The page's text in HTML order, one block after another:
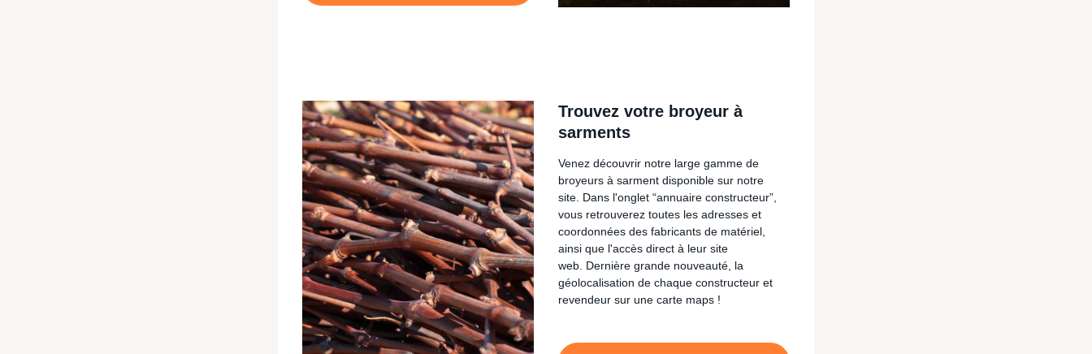
Trouvez votre broyeur à
sarments
Venez découvrir notre large gamme de
broyeurs à sarment disponible sur notre
site. Dans l'onglet “annuaire constructeur”,
vous retrouverez toutes les adresses et
coordonnées des fabricants de matériel,
ainsi que l'accès direct à leur site
web. Dernière grande nouveauté, la
géolocalisation de chaque constructeur et
revendeur sur une carte maps !